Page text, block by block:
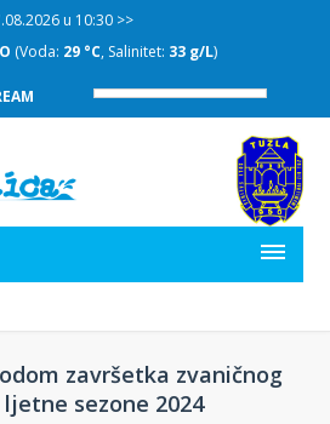
u 10:30 >>
(Voda: 29 °C, Salinitet: 33 g/L)
završetka zvaničnog
sezone 2024